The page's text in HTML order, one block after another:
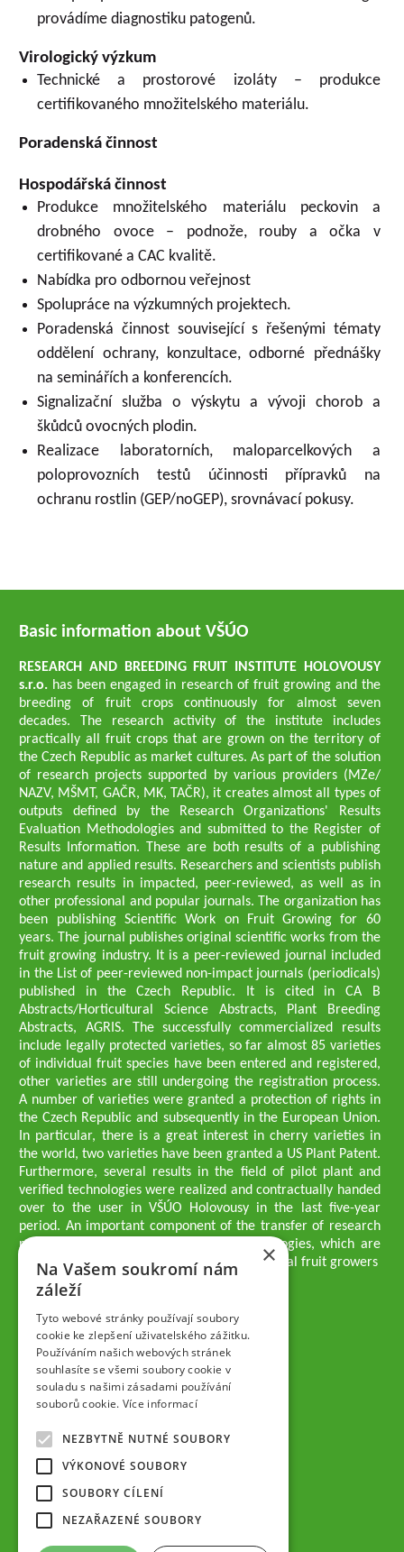
provádíme diagnostiku patogenů.
Virologický výzkum
Technické a prostorové izoláty – produkce
certifikovaného množitelského materiálu.
Poradenská činnost
Hospodářská činnost
Produkce množitelského materiálu peckovin a
drobného ovoce – podnože, rouby a očka v
certifikované a CAC kvalitě.
Nabídka pro odbornou veřejnost
Spolupráce na výzkumných projektech.
Poradenská činnost související s řešenými tématy
oddělení ochrany, konzultace, odborné přednášky
na seminářích a konferencích.
Signalizační služba o výskytu a vývoji chorob a
škůdců ovocných plodin.
Realizace laboratorních, maloparcelkových a
poloprovozních testů účinnosti přípravků na
ochranu rostlin (GEP/noGEP), srovnávací pokusy.
Basic information about VŠÚO
RESEARCH AND BREEDING FRUIT INSTITUTE HOLOVOUSY
s.r.o. has been engaged in research of fruit growing and the
breeding of fruit crops continuously for almost seven
decades. The research activity of the institute includes
practically all fruit crops that are grown on the territory of
the Czech Republic as market cultures. As part of the solution
of research projects supported by various providers (MZe/
NAZV, MŠMT, GAČR, MK, TAČR), it creates almost all types of
outputs defined by the Research Organizations' Results
Evaluation Methodologies and submitted to the Register of
Results Information. These are both results of a publishing
nature and applied results. Researchers and scientists publish
research results in impacted, peer-reviewed, as well as in
other professional and popular journals. The organization has
been publishing Scientific Work on Fruit Growing for 60
years. The journal publishes original scientific works from the
fruit growing industry. It is a peer-reviewed journal included
in the List of peer-reviewed non-impact journals (periodicals)
published in the Czech Republic. It is cited in CA B
Abstracts/Horticultural Science Abstracts, Plant Breeding
Abstracts, AGRIS. The successfully commercialized results
include legally protected varieties, so far almost 85 varieties
of individual fruit species have been entered and registered,
other varieties are still undergoing the registration process.
A number of varieties were granted a protection of rights in
the Czech Republic and subsequently in the European Union.
In particular, there is a great interest in cherry varieties in
the world, two varieties have been granted a US Plant Patent.
Furthermore, several results in the field of pilot plant and
verified technologies were realized and contractually handed
over to the user in VŠÚO Holovousy in the last five-year
period. An important component of the transfer of research
results into practice are growing methodologies, which are
passed on to users - professionals - professional fruit growers
Company executives
Ing. Tomáš Zmeškal
Ing. Jaroslav Vácha
Companions
Ing. Jan Blažek, CS c.
Ing. Josef Kosina, CS c.
Ing. Václav Ludvík
Jaroslav Muška
Ing. Radoslav Potůček
SEMPRA PRAHA a.s.
Company Supervisory Board
Ing. Josef Kosina
×
Na Vašem soukromí nám
záleží
Tyto webové stránky používají soubory
cookie ke zlepšení uživatelského zážitku.
Používáním našich webových stránek
souhlasíte se všemi soubory cookie v
souladu s našimi zásadami používání
souborů cookie. Více informací
NEZBYTNĚ NUTNÉ SOUBORY
VÝKONOVÉ SOUBORY
SOUBORY CÍLENÍ
NEZAŘAZENÉ SOUBORY